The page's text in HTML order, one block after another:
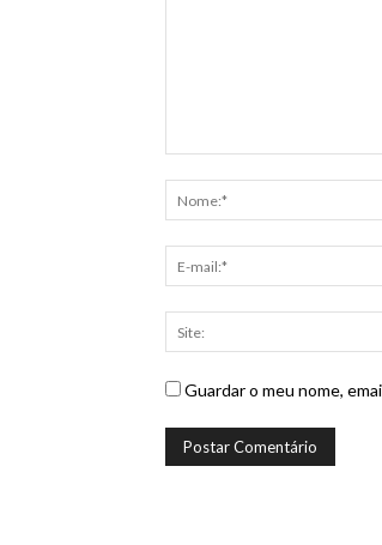
Guardar o meu nome,